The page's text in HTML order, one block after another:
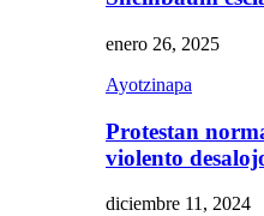
enero 26, 2025
Ayotzinapa
Protestan
violento
diciembre 11, 2024